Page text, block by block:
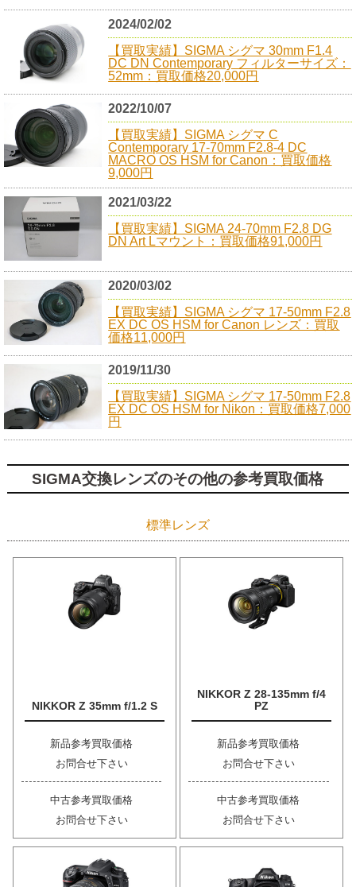
2024/02/02
【買取実績】SIGMA シグマ 30mm F1.4
DC DN Contemporary フィルターサイズ：
52mm：買取価格20,000円
2022/10/07
【買取実績】SIGMA シグマ C
Contemporary 17-70mm F2.8-4 DC
MACRO OS HSM for Canon：買取価格
9,000円
2021/03/22
【買取実績】SIGMA 24-70mm F2.8 DG
DN Art Lマウント：買取価格91,000円
2020/03/02
【買取実績】SIGMA シグマ 17-50mm F2.8
EX DC OS HSM for Canon レンズ：買取
価格11,000円
2019/11/30
【買取実績】SIGMA シグマ 17-50mm F2.8
EX DC OS HSM for Nikon：買取価格7,000
円
SIGMA交換レンズのその他の参考買取価格
標準レンズ
NIKKOR Z 35mm f/1.2 S
新品参考買取価格
お問合せ下さい
中古参考買取価格
お問合せ下さい
NIKKOR Z 28-135mm f/4
PZ
新品参考買取価格
お問合せ下さい
中古参考買取価格
お問合せ下さい